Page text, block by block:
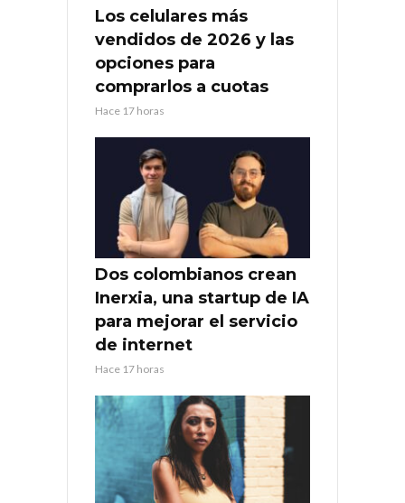
Los celulares más
vendidos de 2026 y las
opciones para
comprarlos a cuotas
Hace 17 horas
Dos colombianos crean
Inerxia, una startup de IA
para mejorar el servicio
de internet
Hace 17 horas